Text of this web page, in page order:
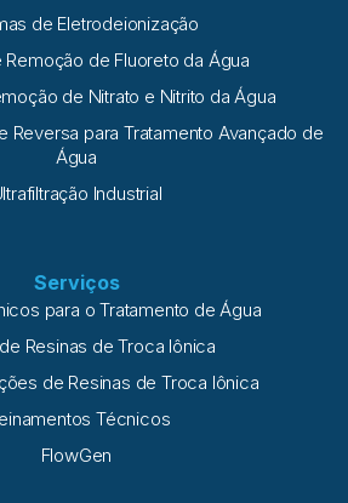
de Eletrodeionização
de Fluoreto da Água
de Nitrato e Nitrito da Água
Reversa para Tratamento Avançado de
Água
Industrial
Serviços
para o Tratamento de Água
Resinas de Troca Iônica
de Resinas de Troca Iônica
Técnicos
FlowGen